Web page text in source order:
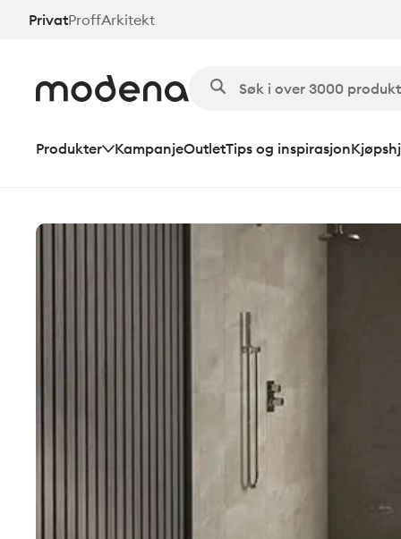
HoppPrivatProffArkitekt
Produkter KampanjeOutletTips og inspirasjon